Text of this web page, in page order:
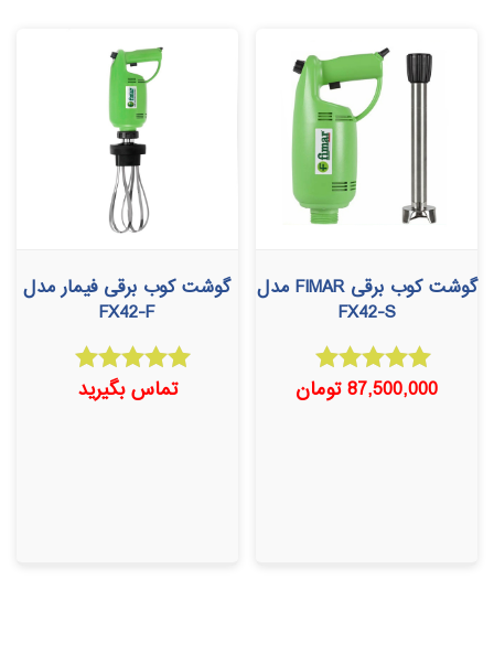
گوشت کوب برقی FIMAR مدل
FX42-S
امتیاز
5.00
87,500,000تومان
گوشت کوب برقی فیمار مدل
FX42-F
امتیاز
5.00
تماس بگیرید